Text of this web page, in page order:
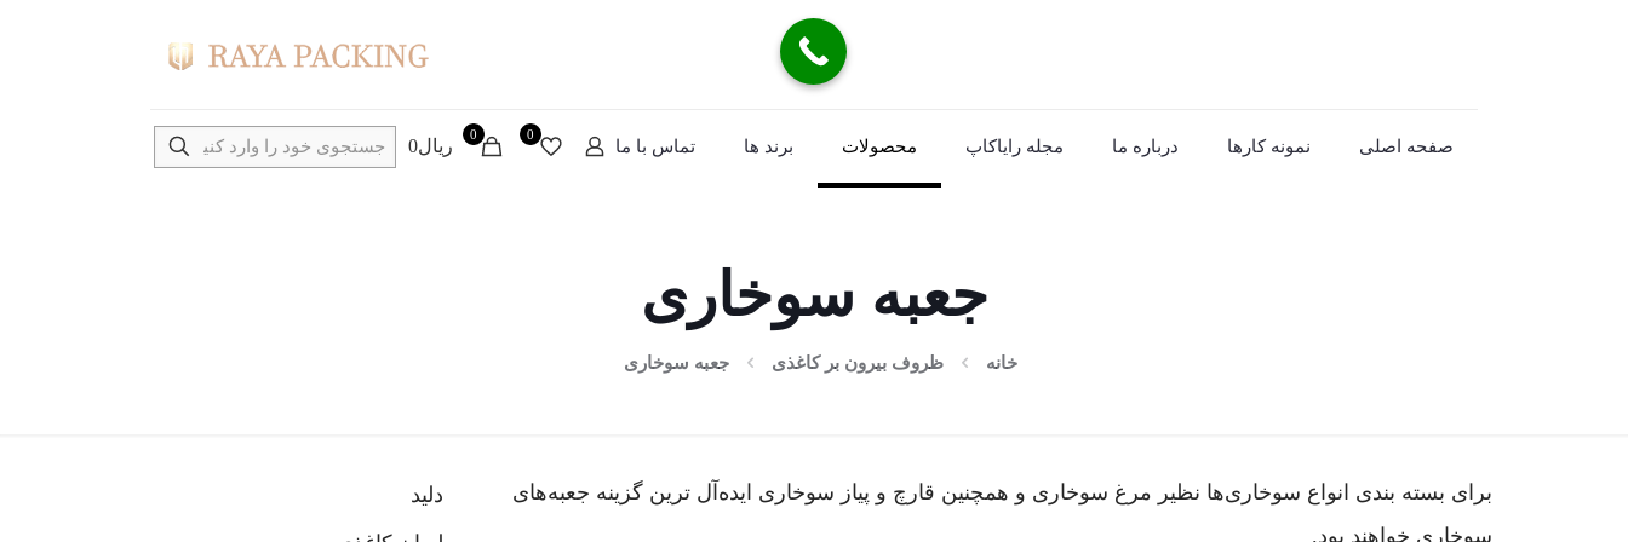
صفحه اصلی نمونه کارها درباره ما مجله رایاکاپ محصولات برند ها تماس با ما 0
0
ریال0
جعبه سوخاری
خانه ظروف بیرون بر کاغذی جعبه سوخاری
برای بسته بندی انواع سوخاری­‌ها نظیر مرغ سوخاری و همچنین قارچ و پیاز سوخاری ایده­‌‌آل ترین گزینه جعبه‌های
سوخاری خواهند بود.
دلید